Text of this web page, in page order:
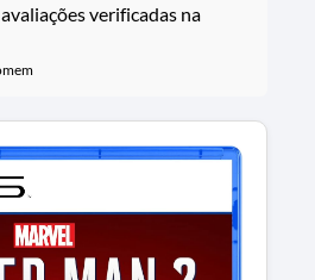
avaliações verificadas na